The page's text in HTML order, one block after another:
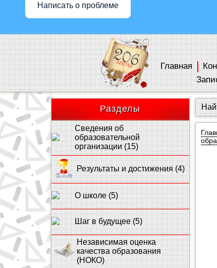
Написать о проблеме
Главная
Разделы
Сведения об
образовательной
организации (15)
Результаты и достижения (4)
О школе (5)
Шаг в будущее (5)
Независимая оценка
качества образования
(НОКО)